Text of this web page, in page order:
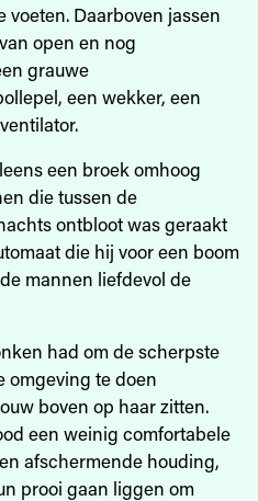
voeten. Daarboven jassen
open en nog
grauwe
een wekker, een
een broek omhoog
die tussen de
ontbloot was geraakt
die hij voor een boom
mannen liefdevol de
had om de scherpste
omgeving te doen
boven op haar zitten.
een weinig comfortabele
afschermende houding,
prooi gaan liggen om